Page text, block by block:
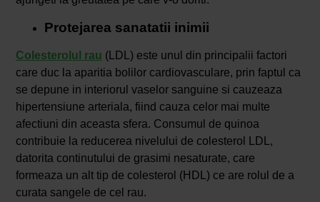
Protejarea sanatatii inimii
Colesterolul rau (LDL) este unul din principalii factori
care duc la aparitia bolilor cardiovasculare, prin faptul ca
se depune in interiorul vaselor sanguine si cauzeaza
hipertensiune arteriala, fiind cauza celor mai multe
afectiuni din aceasta sfera. Consumul de quinoa
contribuie la reducerea nivelului de colesterol LDL,
datorita continutului de grasimi nesaturate, care
formeaza un alt tip de colesterol (HDL) ce are rolul de a
curata sangele de cel rau.